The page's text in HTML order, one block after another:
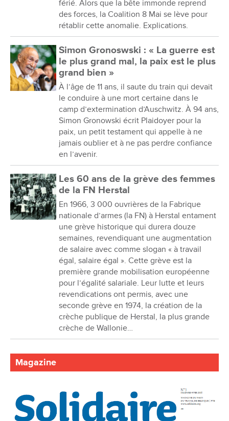
férié. Alors que la bête immonde reprend
des forces, la Coalition 8 Mai se lève pour
rétablir cette anomalie. Explications.
Simon Gronoswski : « La guerre est
le plus grand mal, la paix est le plus
grand bien »
À l’âge de 11 ans, il saute du train qui devait
le conduire à une mort certaine dans le
camp d’extermination d’Auschwitz. À 94 ans,
Simon Gronowski écrit Plaidoyer pour la
paix, un petit testament qui appelle à ne
jamais oublier et à ne pas perdre confiance
en l’avenir.
Les 60 ans de la grève des femmes
de la FN Herstal
En 1966, 3 000 ouvrières de la Fabrique
nationale d’armes (la FN) à Herstal entament
une grève historique qui durera douze
semaines, revendiquant une augmentation
de salaire avec comme slogan « à travail
égal, salaire égal ». Cette grève est la
première grande mobilisation européenne
pour l’égalité salariale. Leur lutte et leurs
revendications ont permis, avec une
seconde grève en 1974, la création de la
crèche publique de Herstal, la plus grande
crèche de Wallonie…
Magazine